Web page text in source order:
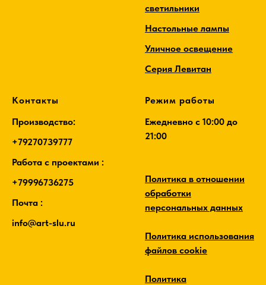
светильники
Настольные лампы
Уличное освещение
Серия Левитан
Контакты
Производство:
+79270739777
Работа с проектами :
+79996736275
Почта :
info@art-slu.ru
Режим работы
Ежедневно c 10:00 до
21:00
Политика в отношении
обработки
персональных данных
Политика использования
файлов cookie
Политика